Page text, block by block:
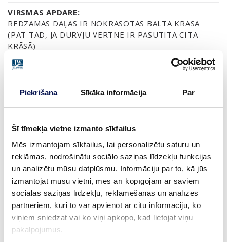
Piekrišana Sīkāka informācija Par
Šī tīmekļa vietne izmanto sīkfailus
Mēs izmantojam sīkfailus, lai personalizētu saturu un
reklāmas, nodrošinātu sociālo saziņas līdzekļu funkcijas
un analizētu mūsu datplūsmu. Informāciju par to, kā jūs
izmantojat mūsu vietni, mēs arī kopīgojam ar saviem
sociālās saziņas līdzekļu, reklamēšanas un analīzes
partneriem, kuri to var apvienot ar citu informāciju, ko
viņiem sniedzat vai ko viņi apkopo, kad lietojat viņu
pakalpojumus.
VIRSMAS APDARE:
REDZAMĀS DAĻAS IR NOKRĀSOTAS BALTĀ KRĀSĀ
(PAT TAD, JA DURVJU VĒRTNE IR PASŪTĪTA CITĀ
KRĀSĀ)
MALA:
BĪDĀMĀS DURVIS
GARANTIJA:
2 GADU PRODUKTA GARANTIJA
IZMĒRS
KUR IEGĀDĀTIES